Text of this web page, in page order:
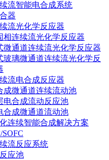
流智能电合成系统
器
流光化学反应器
相连续流光化学反应器
微通道连续流光化学反应器
玻璃微通道连续流光化学反
流电合成反应器
成微通道连续流动池
电合成流动反应池
合成微通道流动池
连续智能合成解决方案
流反应系统
应池